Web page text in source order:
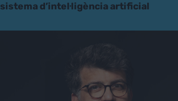
sistema d’intel·ligència artificial